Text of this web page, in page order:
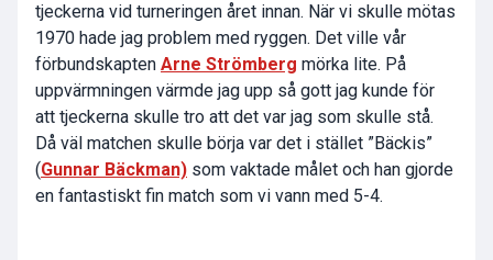
tjeckerna vid turneringen året innan. När vi skulle mötas
1970 hade jag problem med ryggen. Det ville vår
förbundskapten Arne Strömberg mörka lite. På
uppvärmningen värmde jag upp så gott jag kunde för
att tjeckerna skulle tro att det var jag som skulle stå.
Då väl matchen skulle börja var det i stället ”Bäckis”
(Gunnar Bäckman) som vaktade målet och han gjorde
en fantastiskt fin match som vi vann med 5-4.